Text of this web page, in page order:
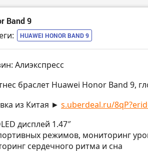
Band 9
HUAWEI HONOR BAND 9
Алиэкспресс
браслет Huawei Honor Band 9,
из Китая ► s.uberdeal.ru/
дисплей 1.47″
режимов, мониторинг
сердечного ритма и сна